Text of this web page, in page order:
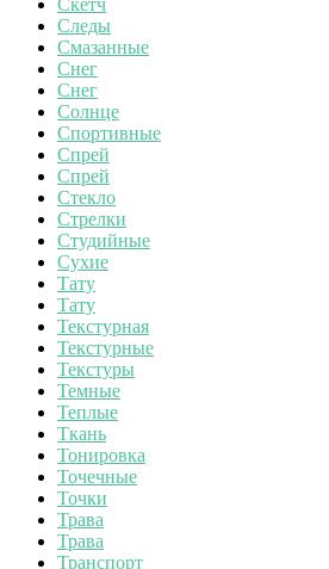
Следы
Смазанные
Снег
Снег
Солнце
Спортивные
Спрей
Спрей
Стекло
Стрелки
Студийные
Сухие
Тату
Тату
Текстурная
Текстурные
Текстуры
Темные
Теплые
Ткань
Тонировка
Точечные
Точки
Трава
Трава
Транспорт